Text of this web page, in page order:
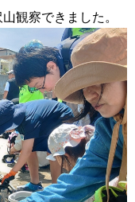
観察できました。